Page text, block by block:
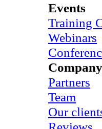
Events
Training
Webinars
Company
Partners
Team
Our